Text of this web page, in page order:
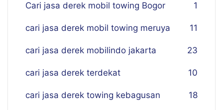
Cari jasa derek mobil towing Bogor 1
cari jasa derek mobil towing meruya 11
cari jasa derek mobilindo jakarta 23
cari jasa derek terdekat 10
cari jasa derek towing kebagusan 18